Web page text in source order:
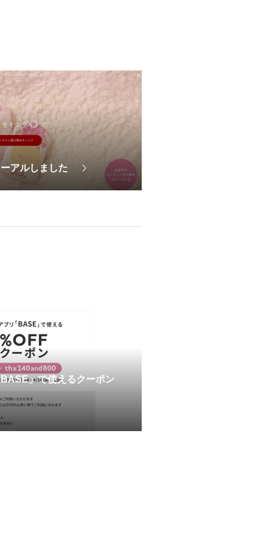
アルしました
」で使えるクーポン